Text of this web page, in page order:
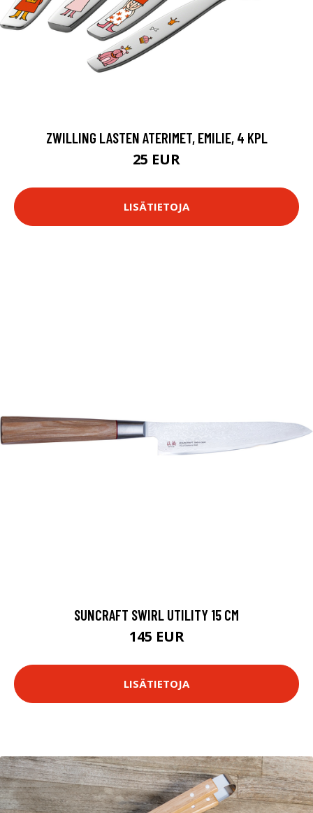
ZWILLING LASTEN ATERIMET, EMILIE, 4 KPL
25 EUR
LISÄTIETOJA
SUNCRAFT SWIRL UTILITY 15 CM
145 EUR
LISÄTIETOJA